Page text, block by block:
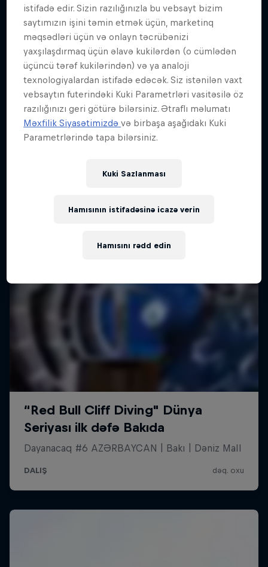
istifadə edir. Sizin razılığınızla bu vebsayt bizim
saytımızın işini təmin etmək üçün, marketinq
məqsədləri üçün və onlayn təcrübənizi
yaxşılaşdırmaq üçün əlavə kukilərdən (o cümlədən
üçüncü tərəf kukilərindən) və ya analoji
texnologiyalardan istifadə edəcək. Siz istənilən vaxt
vebsaytın futerindəki Kuki Parametrləri vasitəsilə öz
razılığınızı geri götürə bilərsiniz. Ətraflı məlumatı
Məxfilik Siyasətimizdəvə birbaşa aşağıdakı Kuki
Parametrlərində tapa bilərsiniz.
Kuki Sazlanması
Hamısını rədd edin
Hamısının istifadəsinə icazə verin